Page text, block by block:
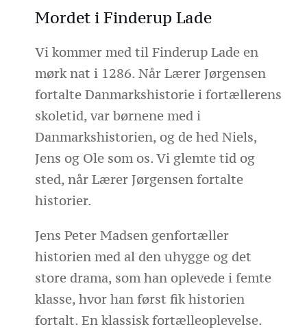
Mordet i Finderup Lade
Vi kommer med til Finderup Lade en
mørk nat i 1286. Når Lærer Jørgensen
fortalte Danmarkshistorie i fortællerens
skoletid, var børnene med i
Danmarkshistorien, og de hed Niels,
Jens og Ole som os. Vi glemte tid og
sted, når Lærer Jørgensen fortalte
historier.
Jens Peter Madsen genfortæller
historien med al den uhygge og det
store drama, som han oplevede i femte
klasse, hvor han først fik historien
fortalt. En klassisk fortælleoplevelse.